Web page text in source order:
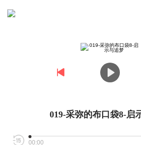
019-采弥的布口袋8-启
00:00